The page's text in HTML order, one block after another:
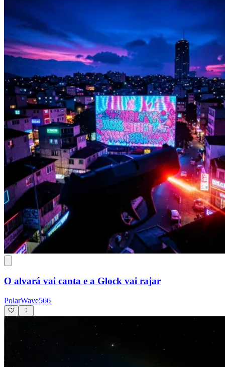
O alvará vai canta e a Glock vai rajar
PolarWave566